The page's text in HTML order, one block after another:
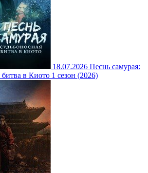
18.07.2026 Песнь самурая:
в Киото 1 сезон (2026)